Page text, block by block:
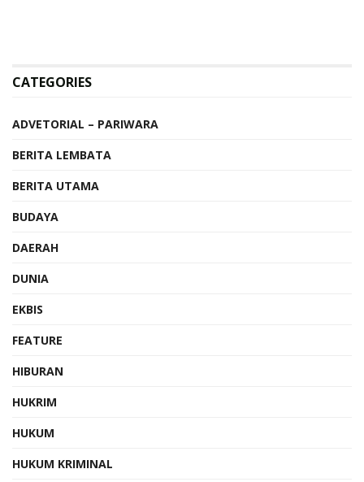
CATEGORIES
ADVETORIAL – PARIWARA
BERITA LEMBATA
BERITA UTAMA
BUDAYA
DAERAH
DUNIA
EKBIS
FEATURE
HIBURAN
HUKRIM
HUKUM
HUKUM KRIMINAL